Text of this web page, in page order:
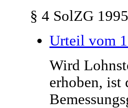
§ 4 SolZG 1995
Urteil vom
Wird
erhoben, ist